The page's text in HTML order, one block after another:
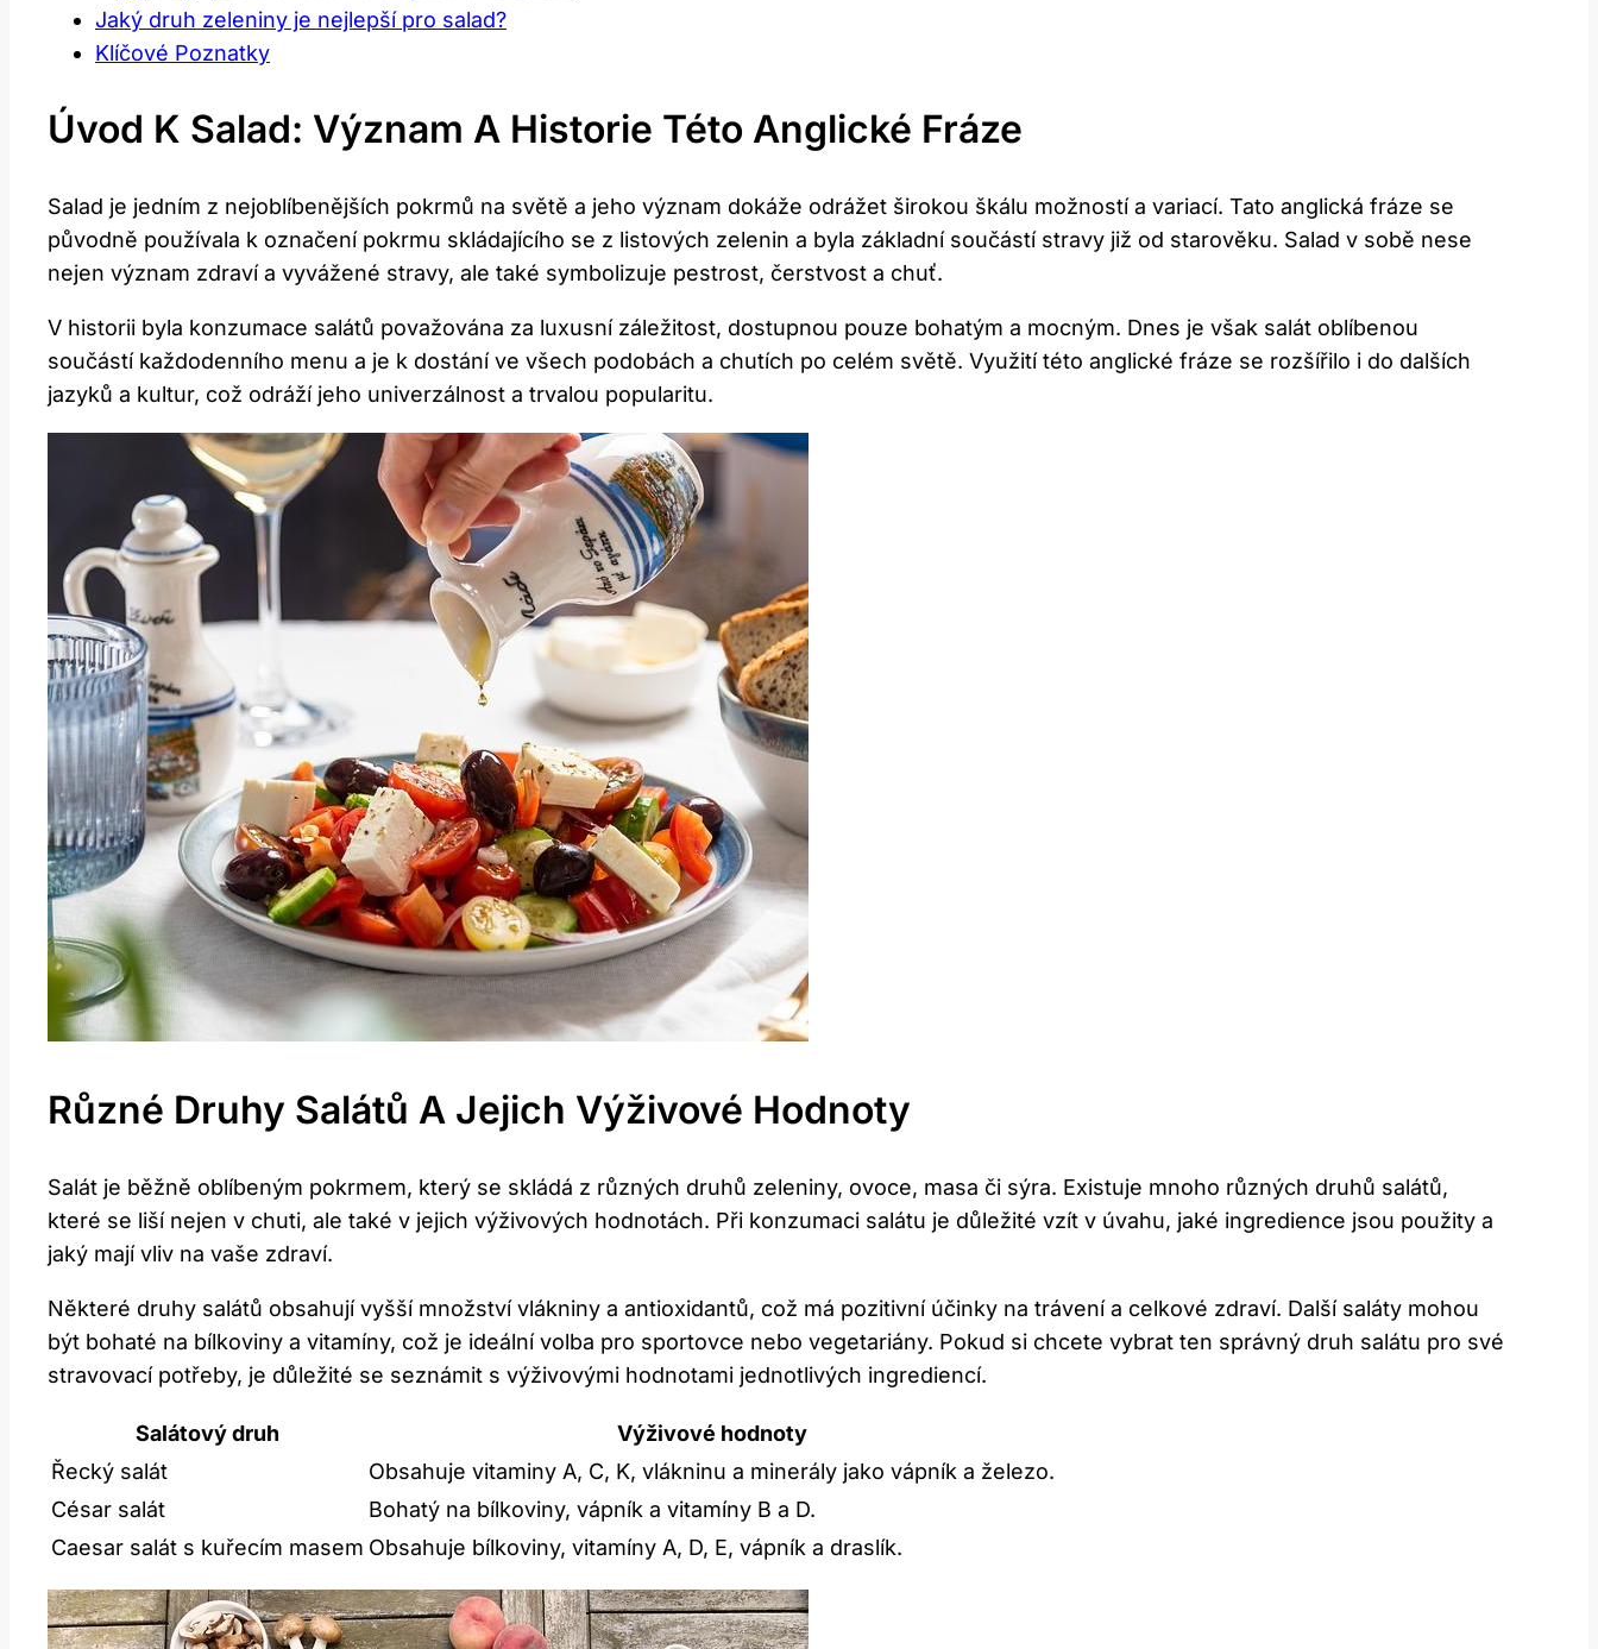
Jaký druh zeleniny je nejlepší pro salad?
Klíčové Poznatky
Úvod K Salad: Význam A Historie Této Anglické Fráze
Salad je jedním z nejoblíbenějších pokrmů na světě a jeho význam dokáže odrážet širokou škálu možností a variací. Tato anglická fráze se
původně používala k označení pokrmu skládajícího se z listových zelenin a byla základní součástí stravy již od starověku. Salad v sobě nese
nejen význam zdraví a vyvážené stravy, ale také symbolizuje pestrost, čerstvost a chuť.
V historii byla konzumace salátů považována za luxusní záležitost, dostupnou pouze bohatým a mocným. Dnes je však salát oblíbenou
součástí každodenního menu a je k dostání ve všech podobách a chutích po celém světě. Využití této anglické fráze se rozšířilo i do dalších
jazyků a kultur, což odráží jeho univerzálnost a trvalou popularitu.
Různé Druhy Salátů A Jejich Výživové Hodnoty
Salát je běžně oblíbeným pokrmem, který se skládá z různých druhů zeleniny, ovoce, masa či sýra. Existuje mnoho různých druhů salátů,
které se liší nejen v chuti, ale také v jejich výživových hodnotách. Při konzumaci salátu je důležité vzít v úvahu, jaké ingredience jsou použity a
jaký mají vliv na vaše zdraví.
Některé druhy salátů obsahují vyšší množství vlákniny a antioxidantů, což má pozitivní účinky na trávení a celkové zdraví. Další saláty mohou
být bohaté na bílkoviny a vitamíny, což je ideální volba pro sportovce nebo vegetariány. Pokud si chcete vybrat ten správný druh salátu pro své
stravovací potřeby, je důležité se seznámit s výživovými hodnotami jednotlivých ingrediencí.
Salátový druh
Výživové hodnoty
Řecký salát
Obsahuje vitaminy A, C, K, vlákninu a minerály jako vápník a železo.
César salát
Bohatý na bílkoviny, vápník a vitamíny B a D.
Caesar salát s kuřecím masem Obsahuje bílkoviny, vitamíny A, D, E, vápník a draslík.